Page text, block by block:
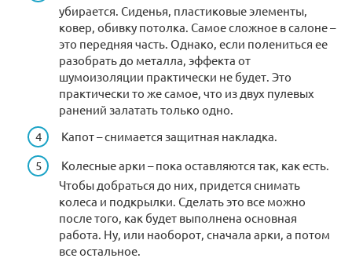
убирается. Сиденья, пластиковые элементы,
ковер, обивку потолка. Самое сложное в салоне –
это передняя часть. Однако, если полениться ее
разобрать до металла, эффекта от
шумоизоляции практически не будет. Это
практически то же самое, что из двух пулевых
ранений залатать только одно.
Капот – снимается защитная накладка.
Колесные арки – пока оставляются так, как есть.
Чтобы добраться до них, придется снимать
колеса и подкрылки. Сделать это все можно
после того, как будет выполнена основная
работа. Ну, или наоборот, сначала арки, а потом
все остальное.